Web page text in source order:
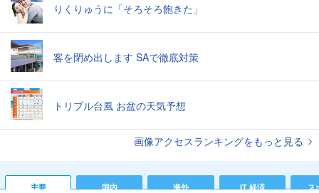
りくりゅうに「そろそろ飽きた」
客を閉め出します SAで徹底対策
トリプル台風 お盆の天気予想
画像アクセスランキングをもっと見る
主要 国内 海外 IT 経済 ス